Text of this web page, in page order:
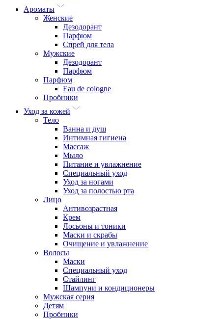
Ароматы
Женские
Дезодорант
Парфюм
Спрей для тела
Мужские
Дезодорант
Парфюм
Парфюм
Eau de cologne
Пробники
Уход за кожей
Тело
Ванна и душ
Интимная гигиена
Массаж
Мыло
Питание и увлажнение
Специальный уход
Уход за ногами
Уход за полостью рта
Лицо
Антивозрастная
Крем
Лосьоны и тоники
Маски и скрабы
Очищение и увлажнение
Волосы
Маски
Специальный уход
Стайлинг
Шампуни и кондиционеры
Мужская серия
Детям
Пробники